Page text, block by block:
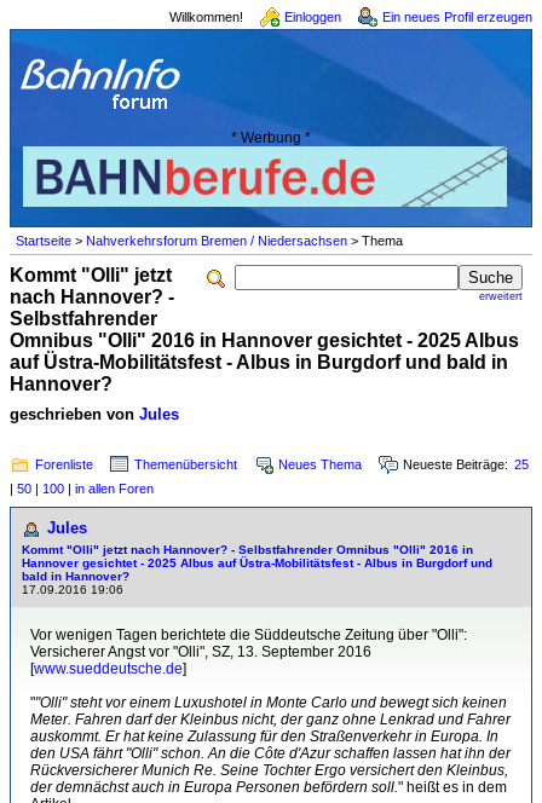
Willkommen! Einloggen Ein neues Profil erzeugen
* Werbung *
Startseite > Nahverkehrsforum Bremen / Niedersachsen > Thema
erweitert
Kommt "Olli" jetzt
nach Hannover? -
Selbstfahrender
Omnibus "Olli" 2016 in Hannover gesichtet - 2025 Albus
auf Üstra-Mobilitätsfest - Albus in Burgdorf und bald in
Hannover?
geschrieben von Jules
Forenliste Themenübersicht Neues Thema Neueste Beiträge: 25
| 50 | 100 | in allen Foren
Jules
Kommt "Olli" jetzt nach Hannover? - Selbstfahrender Omnibus "Olli" 2016 in
Hannover gesichtet - 2025 Albus auf Üstra-Mobilitätsfest - Albus in Burgdorf und
bald in Hannover?
17.09.2016 19:06
Vor wenigen Tagen berichtete die Süddeutsche Zeitung über "Olli":
Versicherer Angst vor "Olli", SZ, 13. September 2016
[www.sueddeutsche.de]
""Olli" steht vor einem Luxushotel in Monte Carlo und bewegt sich keinen
Meter. Fahren darf der Kleinbus nicht, der ganz ohne Lenkrad und Fahrer
auskommt. Er hat keine Zulassung für den Straßenverkehr in Europa. In
den USA fährt "Olli" schon. An die Côte d'Azur schaffen lassen hat ihn der
Rückversicherer Munich Re. Seine Tochter Ergo versichert den Kleinbus,
der demnächst auch in Europa Personen befördern soll." heißt es in dem